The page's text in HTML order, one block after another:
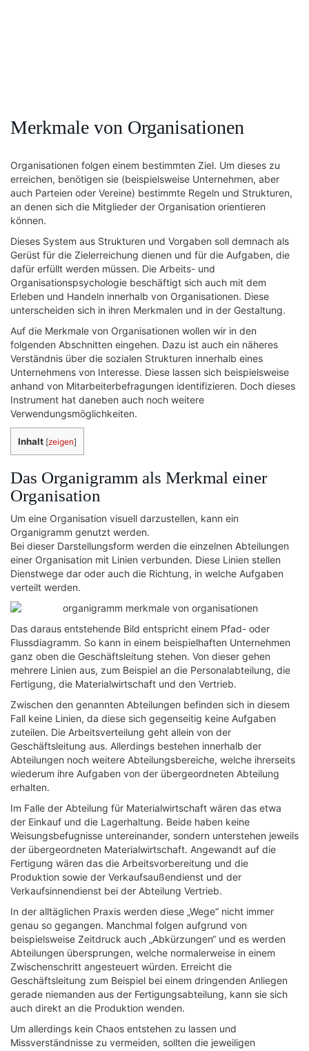
Merkmale von Organisationen
Organisationen folgen einem bestimmten Ziel. Um dieses zu
erreichen, benötigen sie (beispielsweise Unternehmen, aber
auch Parteien oder Vereine) bestimmte Regeln und Strukturen,
an denen sich die Mitglieder der Organisation orientieren
können.
Dieses System aus Strukturen und Vorgaben soll demnach als
Gerüst für die Zielerreichung dienen und für die Aufgaben, die
dafür erfüllt werden müssen. Die Arbeits- und
Organisationspsychologie beschäftigt sich auch mit dem
Erleben und Handeln innerhalb von Organisationen. Diese
unterscheiden sich in ihren Merkmalen und in der Gestaltung.
Auf die Merkmale von Organisationen wollen wir in den
folgenden Abschnitten eingehen. Dazu ist auch ein näheres
Verständnis über die sozialen Strukturen innerhalb eines
Unternehmens von Interesse. Diese lassen sich beispielsweise
anhand von Mitarbeiterbefragungen identifizieren. Doch dieses
Instrument hat daneben auch noch weitere
Verwendungsmöglichkeiten.
Inhalt [zeigen]
Das Organigramm als Merkmal einer
Organisation
Um eine Organisation visuell darzustellen, kann ein
Organigramm genutzt werden.
Bei dieser Darstellungsform werden die einzelnen Abteilungen
einer Organisation mit Linien verbunden. Diese Linien stellen
Dienstwege dar oder auch die Richtung, in welche Aufgaben
verteilt werden.
Das daraus entstehende Bild entspricht einem Pfad- oder
Flussdiagramm. So kann in einem beispielhaften Unternehmen
ganz oben die Geschäftsleitung stehen. Von dieser gehen
mehrere Linien aus, zum Beispiel an die Personalabteilung, die
Fertigung, die Materialwirtschaft und den Vertrieb.
Zwischen den genannten Abteilungen befinden sich in diesem
Fall keine Linien, da diese sich gegenseitig keine Aufgaben
zuteilen. Die Arbeitsverteilung geht allein von der
Geschäftsleitung aus. Allerdings bestehen innerhalb der
Abteilungen noch weitere Abteilungsbereiche, welche ihrerseits
wiederum ihre Aufgaben von der übergeordneten Abteilung
erhalten.
Im Falle der Abteilung für Materialwirtschaft wären das etwa
der Einkauf und die Lagerhaltung. Beide haben keine
Weisungsbefugnisse untereinander, sondern unterstehen jeweils
der übergeordneten Materialwirtschaft. Angewandt auf die
Fertigung wären das die Arbeitsvorbereitung und die
Produktion sowie der Verkaufsaußendienst und der
Verkaufsinnendienst bei der Abteilung Vertrieb.
In der alltäglichen Praxis werden diese „Wege“ nicht immer
genau so gegangen. Manchmal folgen aufgrund von
beispielsweise Zeitdruck auch „Abkürzungen“ und es werden
Abteilungen übersprungen, welche normalerweise in einem
Zwischenschritt angesteuert würden. Erreicht die
Geschäftsleitung zum Beispiel bei einem dringenden Anliegen
gerade niemanden aus der Fertigungsabteilung, kann sie sich
auch direkt an die Produktion wenden.
Um allerdings kein Chaos entstehen zu lassen und
Missverständnisse zu vermeiden, sollten die jeweiligen